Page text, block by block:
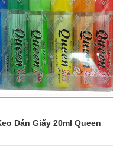
Dán Giấy 20ml Queen